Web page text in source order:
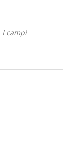
I campi